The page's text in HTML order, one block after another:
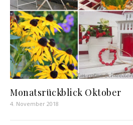
Monatsrückblick Oktober
4. November 2018